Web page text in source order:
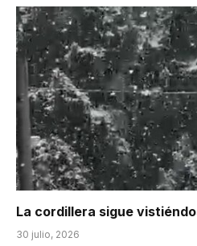
La cordillera sigue
30 julio, 2026